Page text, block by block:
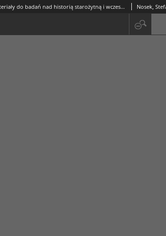
Materiały do badań nad historią starożytną i wczesnośredniowieczną międzyrzecza Wisły i Bugu